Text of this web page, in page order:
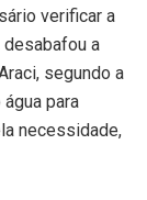
verificar a
desabafou a
segundo a
para
necessidade,